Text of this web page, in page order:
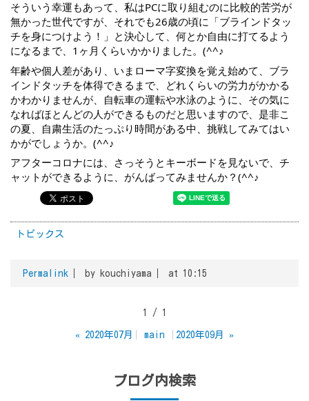
そういう幸運もあって、私はPCに取り組むのに比較的苦労が
無かった世代ですが、それでも26歳の頃に「ブラインドタッ
チを身につけよう！」と決心して、何とか自由に打てるよう
になるまで、1ヶ月くらいかかりました。(^^♪
年齢や個人差があり、いまローマ字変換を覚え始めて、ブラ
インドタッチを体得できるまで、どれくらいの労力がかかる
かわかりませんが、自転車の運転や水泳のように、その気に
なればほとんどの人ができるものだと思いますので、是非こ
の夏、自粛生活のたっぷり時間がある中、挑戦してみてはい
かがでしょうか。(^^♪
アフターコロナには、さっそうとキーボードを見ないで、チ
ャットができるように、がんばってみませんか？(^^♪
トピックス
Permalink by kouchiyama at 10:15
1 / 1
« 2020年07月 main 2020年09月 »
ブログ内検索